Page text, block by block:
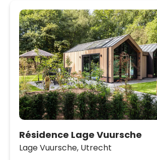
Résidence Lage Vuursche
Lage Vuursche, Utrecht